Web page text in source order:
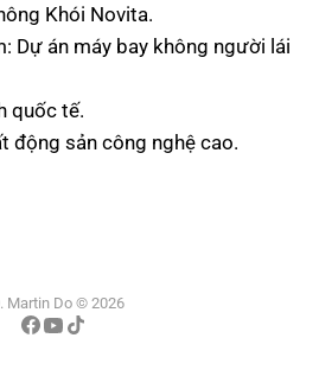
Khói Novita.
Dự án máy bay không người lái
quốc tế.
động sản công nghệ cao.
Martin Do © 2026